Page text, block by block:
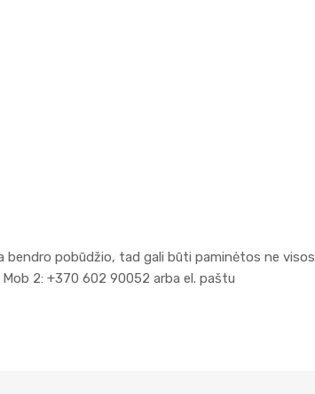
bendro pobūdžio, tad gali būti paminėtos ne visos
2: +370 602 90052 arba el. paštu